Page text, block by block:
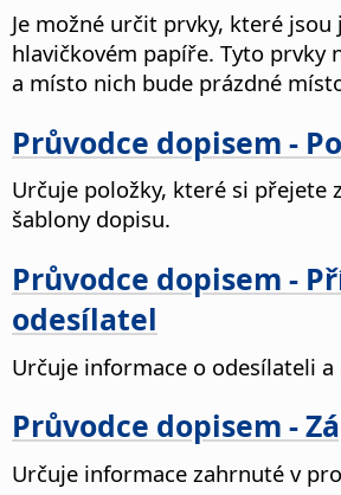
Je možné určit prvky, které
hlavičkovém papíře. Tyto prvky
a místo nich bude prázdné
Průvodce dopisem -
Určuje položky, které si přejete
šablony dopisu.
Průvodce dopisem -
odesílatel
Určuje informace o odesílateli
Průvodce dopisem -
Určuje informace zahrnuté v